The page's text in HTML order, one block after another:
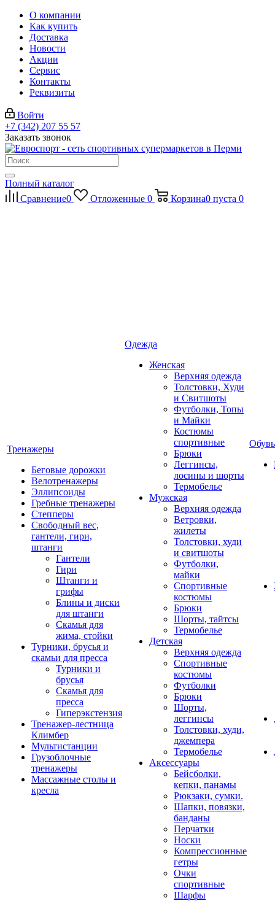
О компании
Как купить
Доставка
Новости
Акции
Сервис
Контакты
Реквизиты
Войти
+7 (342) 207 55 57
Заказать звонок
Полный каталог
Сравнение0 Отложенные 0 Корзина0 пуста 0
Тренажеры
Беговые дорожки
Велотренажеры
Эллипсоиды
Гребные тренажеры
Степперы
Свободный вес,
гантели, гири,
штанги
Гантели
Гири
Штанги и
грифы
Блины и диски
для штанги
Скамья для
жима, стойки
Турники, брусья и
скамьи для пресса
Турники и
брусья
Скамья для
пресса
Гиперэкстензия
Тренажер-лестница
Климбер
Мультистанции
Грузоблочные
тренажеры
Массажные столы и
кресла
Одежда
Женская
Верхняя одежда
Толстовки, Худи
и Свитшоты
Футболки, Топы
и Майки
Костюмы
спортивные
Брюки
Леггинсы,
лосины и шорты
Термобелье
Мужская
Верхняя одежда
Ветровки,
жилеты
Толстовки, худи
и свитшоты
Футболки,
майки
Спортивные
костюмы
Брюки
Шорты, тайтсы
Термобелье
Детская
Верхняя одежда
Спортивные
костюмы
Футболки
Брюки
Шорты,
леггинсы
Толстовки, худи,
джемпера
Термобелье
Аксессуары
Бейсболки,
кепки, панамы
Рюкзаки, сумки.
Шапки, повязки,
банданы
Перчатки
Носки
Компрессионные
гетры
Очки
спортивные
Шарфы
Обувь